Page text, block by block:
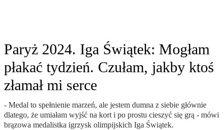
Paryż 2024. Iga Świątek: Mogłam
płakać tydzień. Czułam, jakby ktoś
złamał mi serce
- Medal to spełnienie marzeń, ale jestem dumna z siebie głównie
dlatego, że umiałam wyjść na kort i po prostu cieszyć się grą - mówi
brązowa medalistka igrzysk olimpijskich Iga Świątek.